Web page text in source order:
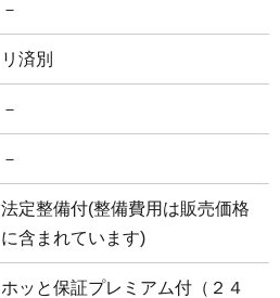
－
リ済別
－
－
法定整備付(整備費用は販売価格
に含まれています)
ホッと保証プレミアム付（２４